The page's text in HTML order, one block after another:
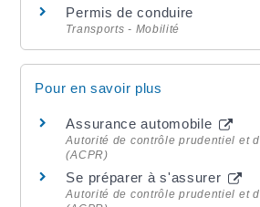
Permis de conduire
Transports - Mobilité
Pour en savoir plus
Assurance automobile
Autorité de contrôle prudentiel et
(ACPR)
Se préparer à s'assurer
Autorité de contrôle prudentiel et